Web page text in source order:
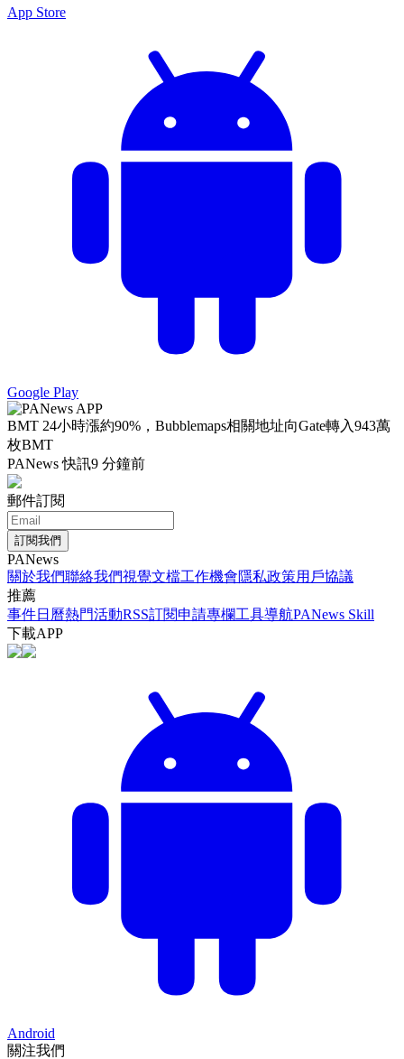
App Store
Google Play
BMT 24小時漲約90%，Bubblemaps相關地址向Gate轉入943萬
枚BMT
PANews 快訊9 分鐘前
郵件訂閱
訂閱我們
PANews
關於我們聯絡我們視覺文檔工作機會隱私政策用戶協議
推薦
事件日曆熱門活動RSS訂閱申請專欄工具導航PANews Skill
下載APP
Android
關注我們